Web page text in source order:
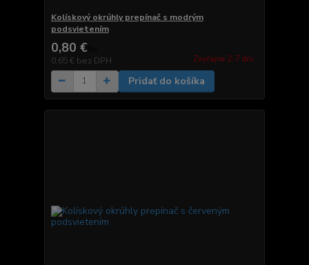
Kolískový okrúhly prepínač s modrým
podsvietením
0,80 €
0,65 € bez DPH Zvyčajne 2-7 dni.
Pridať do košíka